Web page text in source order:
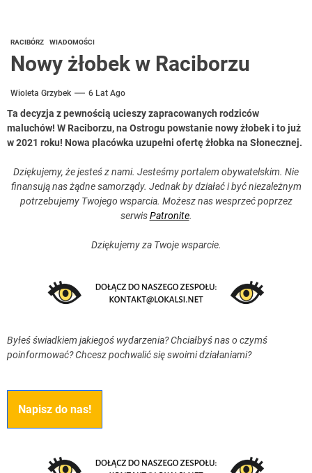
RACIBÓRZ WIADOMOŚCI
Nowy żłobek w Raciborzu
Wioleta Grzybek 6 Lat Ago
Ta decyzja z pewnością ucieszy zapracowanych rodziców
maluchów! W Raciborzu, na Ostrogu powstanie nowy żłobek i to już
w 2021 roku! Nowa placówka uzupełni ofertę żłobka na Słonecznej.
Dziękujemy, że jesteś z nami. Jesteśmy portalem obywatelskim. Nie
finansują nas żądne samorządy. Jednak by działać i być niezależnym
potrzebujemy Twojego wsparcia. Możesz nas wesprzeć poprzez
serwisPatronite.
Dziękujemy za Twoje wsparcie.
Byłeś świadkiem jakiegoś wydarzenia? Chciałbyś nas o czymś
poinformować? Chcesz pochwalić się swoimi działaniami?
Napisz do nas!